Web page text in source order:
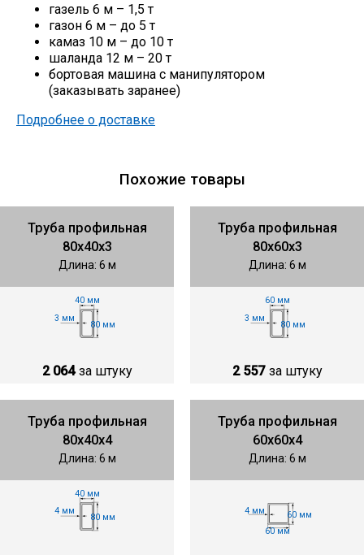
газель 6 м – 1,5 т
газон 6 м – до 5 т
камаз 10 м – до 10 т
шаланда 12 м – 20 т
бортовая машина с манипулятором
(заказывать заранее)
Подробнее о доставке
Похожие товары
Труба профильная
80х40х3
Длина: 6 м
3 мм
80 мм
40 мм
2 064 за штуку
Труба профильная
80х60х3
Длина: 6 м
3 мм
80 мм
60 мм
2 557 за штуку
Труба профильная
80х40х4
Длина: 6 м
4 мм
80 мм
40 мм
Труба профильная
60х60х4
Длина: 6 м
4 мм
60 мм
60 мм